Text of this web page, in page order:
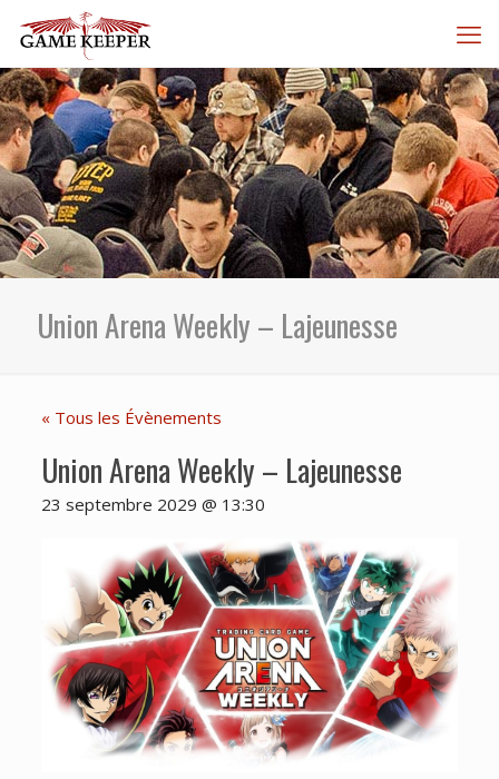
Union Arena Weekly – Lajeunesse
« Tous les Évènements
Union Arena Weekly – Lajeunesse
23 septembre 2029 @ 13:30